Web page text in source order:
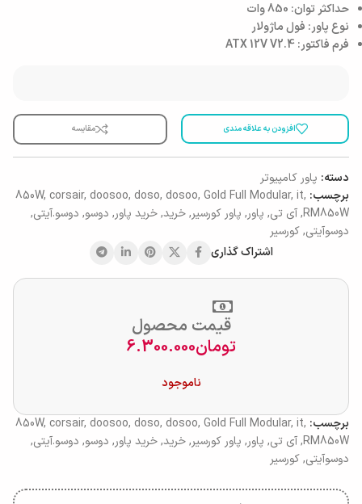
حداکثر توان: 850 وات
نوع پاور: فول ماژولار
فرم فاکتور: ATX 12V V2.4
افزودن به علاقه مندی مقایسه
دسته: پاور کامپیوتر
برچسب:
850W, corsair, doosoo, doso, dosoo, Gold Full Modular, it,
RM850W
,آی تی, پاور, پاور کورسیر,خرید,خرید پاور, دوسو, دوسو.آیتی,
دوسوآیتی,کورسیر
اشتراک گذاری
قیمت محصول
تومان6.300.000
ناموجود
برچسب: 850W, corsair, doosoo, doso, dosoo, Gold Full Modular, it,
RM850W
,آی تی, پاور, پاور کورسیر,خرید,خرید پاور, دوسو, دوسو.آیتی,
دوسوآیتی,کورسیر